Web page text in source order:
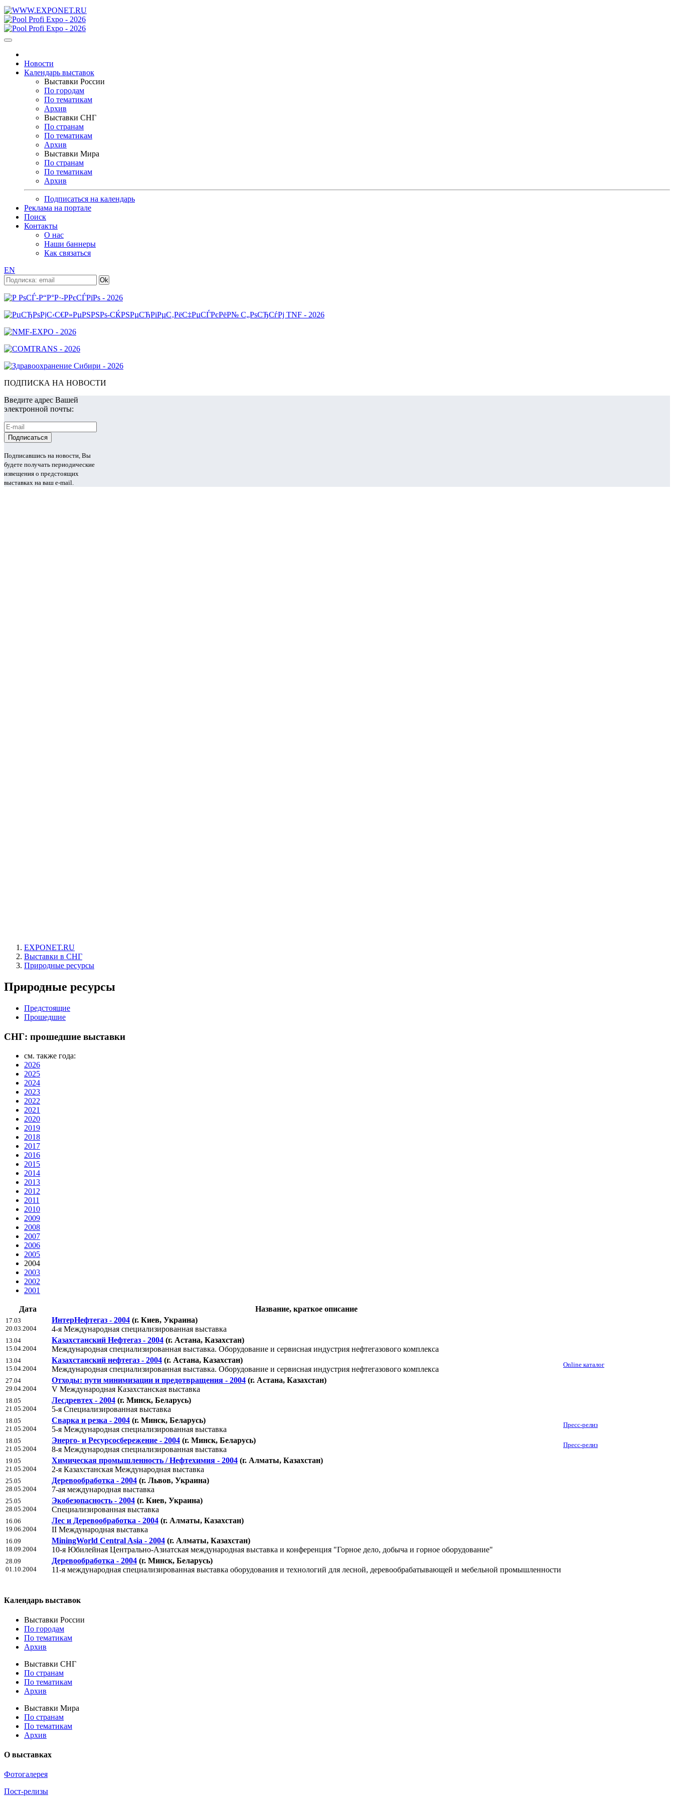
Новости
Календарь выставок
Выставки России
По городам
По тематикам
Архив
Выставки СНГ
По странам
По тематикам
Архив
Выставки Мира
По странам
По тематикам
Архив
Подписаться на календарь
Реклама на портале
Поиск
Контакты
О нас
Наши баннеры
Как связаться
EN
ПОДПИСКА НА НОВОСТИ
Введите адрес Вашей
электронной почты:
Подписавшись на новости, Вы
будете получать периодические
извещения о предстоящих
выставках на ваш e-mail.
EXPONET.RU
Выставки в СНГ
Природные ресурсы
Природные ресурсы
Предстоящие
Прошедшие
СНГ: прошедшие выставки
см. также года:
2026
2025
2024
2023
2022
2021
2020
2019
2018
2017
2016
2015
2014
2013
2012
2011
2010
2009
2008
2007
2006
2005
2004
2003
2002
2001
Дата Название, краткое описание
17.03
20.03.2004
ИнтерНефтегаз - 2004 (г. Киев, Украина)
4-я Международная специализированная выставка
13.04
15.04.2004
Казахстанский Нефтегаз - 2004 (г. Астана, Казахстан)
Международная специализированная выставка. Оборудование и сервисная индустрия нефтегазового комплекса
13.04
15.04.2004
Казахстанский нефтегаз - 2004 (г. Астана, Казахстан)
Международная специализированная выставка. Оборудование и сервисная индустрия нефтегазового комплекса
Online каталог
27.04
29.04.2004
Отходы: пути минимизации и предотвращения - 2004 (г. Астана, Казахстан)
V Международная Казахстанская выставка
18.05
21.05.2004
Лесдревтех - 2004 (г. Минск, Беларусь)
5-я Специализированная выставка
18.05
21.05.2004
Сварка и резка - 2004 (г. Минск, Беларусь)
5-я Международная специализированная выставка
Пресс-релиз
18.05
21.05.2004
Энерго- и Ресурсосбережение - 2004 (г. Минск, Беларусь)
8-я Международная специализированная выставка
Пресс-релиз
19.05
21.05.2004
Химическая промышленность / Нефтехимия - 2004 (г. Алматы, Казахстан)
2-я Казахстанская Международная выставка
25.05
28.05.2004
Деревообработка - 2004 (г. Львов, Украина)
7-ая международная выставка
25.05
28.05.2004
Экобезопасность - 2004 (г. Киев, Украина)
Специализированная выставка
16.06
19.06.2004
Лес и Деревообработка - 2004 (г. Алматы, Казахстан)
II Международная выставка
16.09
18.09.2004
MiningWorld Central Asia - 2004 (г. Алматы, Казахстан)
10-я Юбилейная Центрально-Азиатская международная выставка и конференция "Горное дело, добыча и горное оборудование"
28.09
01.10.2004
Деревообработка - 2004 (г. Минск, Беларусь)
11-я международная специализированная выставка оборудования и технологий для лесной, деревообрабатывающей и мебельной промышленности
Календарь выставок
Выставки России
По городам
По тематикам
Архив
Выставки СНГ
По странам
По тематикам
Архив
Выставки Мира
По странам
По тематикам
Архив
О выставках
Фотогалерея
Пост-релизы